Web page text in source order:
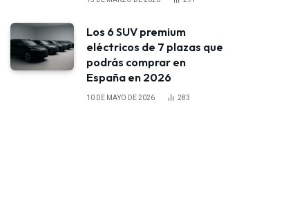
Los 6 SUV premium
eléctricos de 7 plazas que
podrás comprar en
España en 2026
10 DE MAYO DE 2026 283